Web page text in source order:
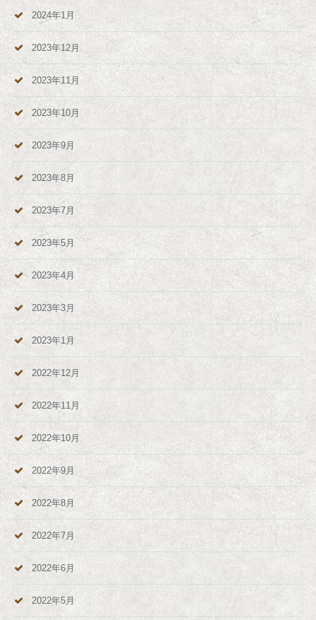
2024年1月
2023年12月
2023年11月
2023年10月
2023年9月
2023年8月
2023年7月
2023年5月
2023年4月
2023年3月
2023年1月
2022年12月
2022年11月
2022年10月
2022年9月
2022年8月
2022年7月
2022年6月
2022年5月